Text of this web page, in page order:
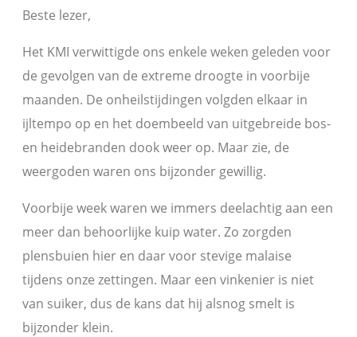
Beste lezer,
Het KMI verwittigde ons enkele weken geleden voor
de gevolgen van de extreme droogte in voorbije
maanden. De onheilstijdingen volgden elkaar in
ijltempo op en het doembeeld van uitgebreide bos-
en heidebranden dook weer op. Maar zie, de
weergoden waren ons bijzonder gewillig.
Voorbije week waren we immers deelachtig aan een
meer dan behoorlijke kuip water. Zo zorgden
plensbuien hier en daar voor stevige malaise
tijdens onze zettingen. Maar een vinkenier is niet
van suiker, dus de kans dat hij alsnog smelt is
bijzonder klein.